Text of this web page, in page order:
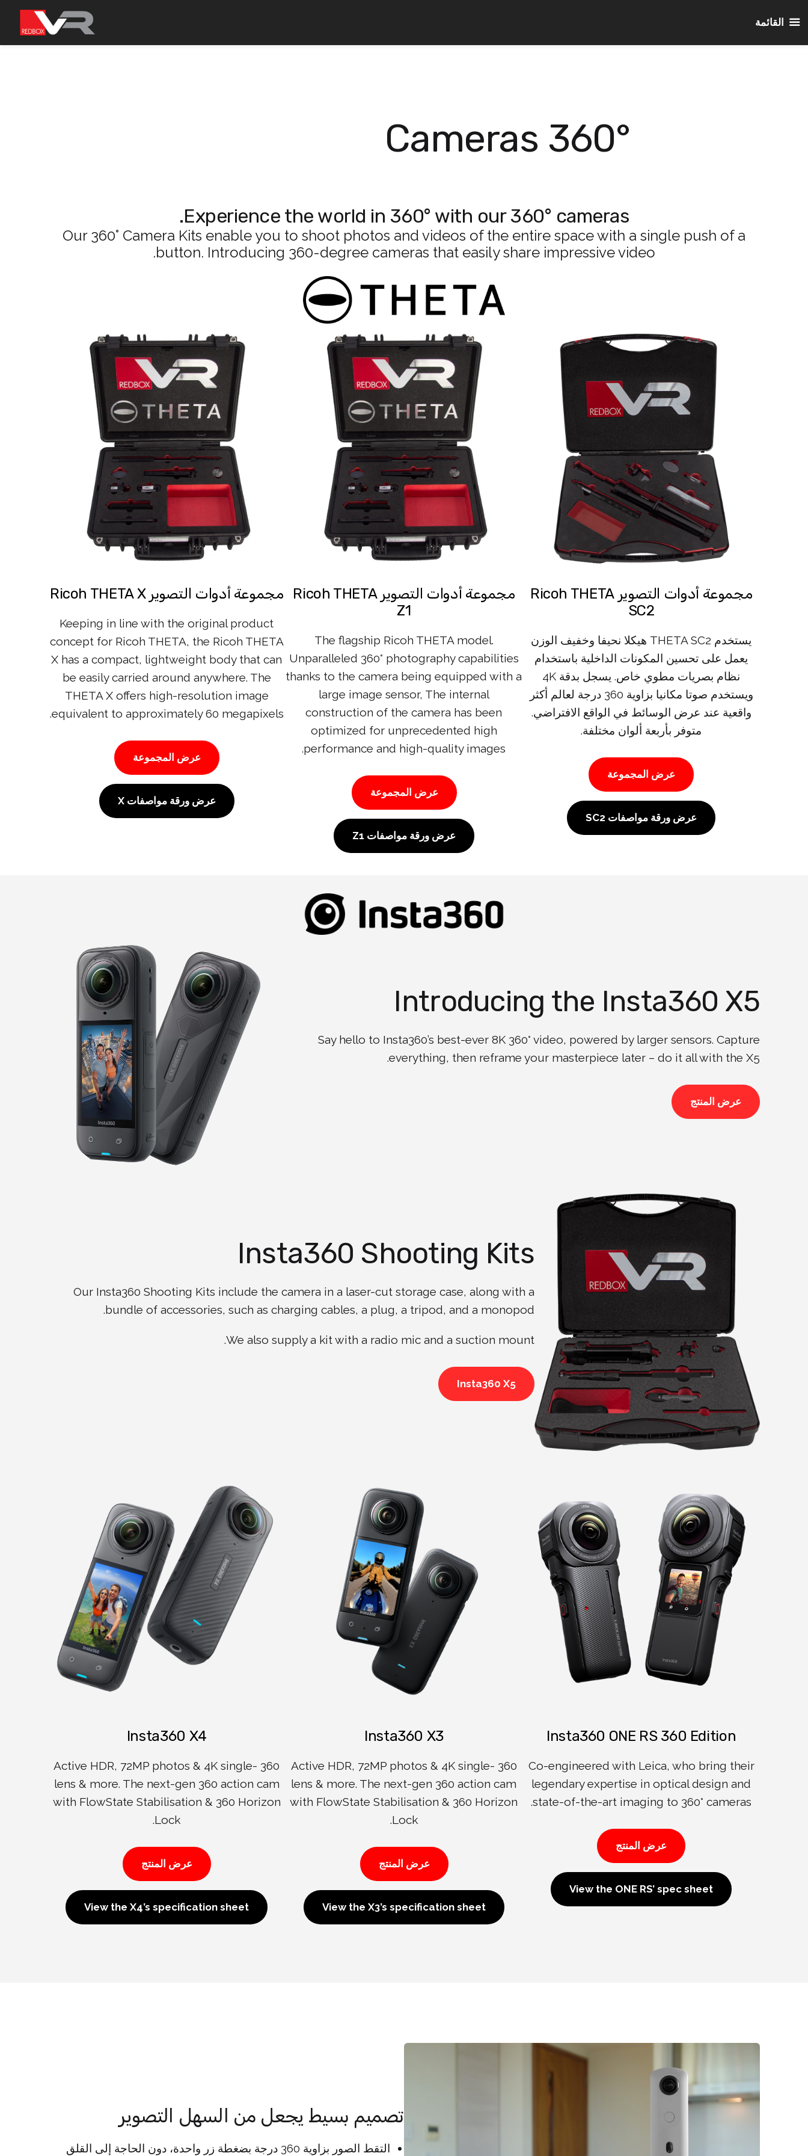
360° Cameras
Experience the world in 360° with our 360° cameras.
Our 360° Camera Kits enable you to shoot photos and videos of the entire space with a single push of a
button. Introducing 360-degree cameras that easily share impressive video.
مجموعة أدوات التصوير Ricoh THETA
SC2
يستخدم THETA SC2 هيكلا نحيفا وخفيف الوزن
يعمل على تحسين المكونات الداخلية باستخدام
نظام بصريات مطوي خاص. يسجل بدقة 4K
ويستخدم صوتا مكانيا بزاوية 360 درجة لعالم أكثر
واقعية عند عرض الوسائط في الواقع الافتراضي.
متوفر بأربعة ألوان مختلفة.
عرض المجموعة
عرض ورقة مواصفات SC2
مجموعة أدوات التصوير Ricoh THETA
Z1
The flagship Ricoh THETA model.
Unparalleled 360° photography capabilities
thanks to the camera being equipped with a
large image sensor, The internal
construction of the camera has been
optimized for unprecedented high
performance and high-quality images.
عرض المجموعة
عرض ورقة مواصفات Z1
مجموعة أدوات التصوير Ricoh THETA X
Keeping in line with the original product
concept for Ricoh THETA, the Ricoh THETA
X has a compact, lightweight body that can
be easily carried around anywhere. The
THETA X offers high-resolution image
equivalent to approximately 60 megapixels.
عرض المجموعة
عرض ورقة مواصفات X
Introducing the Insta360 X5
Say hello to Insta360’s best-ever 8K 360° video, powered by larger sensors. Capture
everything, then reframe your masterpiece later – do it all with the X5.
عرض المنتج
Insta360 Shooting Kits
Our Insta360 Shooting Kits include the camera in a laser-cut storage case, along with a
bundle of accessories, such as charging cables, a plug, a tripod, and a monopod.
We also supply a kit with a radio mic and a suction mount.
Insta360 X5
Insta360 ONE RS 360 Edition
Co-engineered with Leica, who bring their
legendary expertise in optical design and
state-of-the-art imaging to 360° cameras.
عرض المنتج
View the ONE RS’ spec sheet
Insta360 X3
360 Active HDR, 72MP photos & 4K single-
lens & more. The next-gen 360 action cam
with FlowState Stabilisation & 360 Horizon
Lock.
عرض المنتج
View the X3’s specification sheet
Insta360 X4
360 Active HDR, 72MP photos & 4K single-
lens & more. The next-gen 360 action cam
with FlowState Stabilisation & 360 Horizon
Lock.
عرض المنتج
View the X4’s specification sheet
تصميم بسيط يجعل من السهل التصوير
التقط الصور بزاوية 360 درجة بضغطة زر واحدة، دون الحاجة إلى القلق
القائمة